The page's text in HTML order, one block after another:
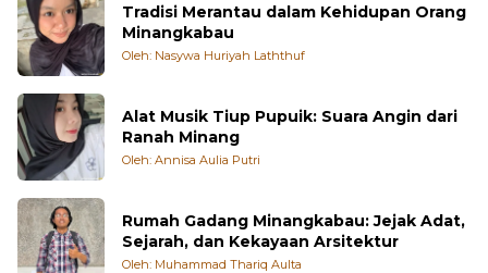
Tradisi Merantau dalam Kehidupan Orang
Minangkabau
Oleh: Nasywa Huriyah Laththuf
Alat Musik Tiup Pupuik: Suara Angin dari
Ranah Minang
Oleh: Annisa Aulia Putri
Rumah Gadang Minangkabau: Jejak Adat,
Sejarah, dan Kekayaan Arsitektur
Oleh: Muhammad Thariq Aulta